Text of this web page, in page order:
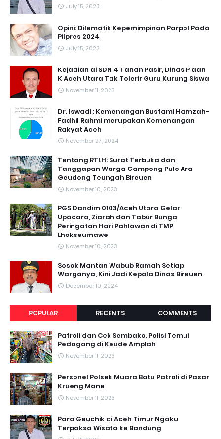
July 15, 2023
Opini: Dilematik Kepemimpinan Parpol Pada
Pilpres 2024
July 15, 2023
Kejadian di SDN 4 Tanah Pasir, Dinas P dan
K Aceh Utara Tak Tolerir Guru Kurung Siswa
November 11, 2023
Dr. Iswadi : Kemenangan Bustami Hamzah-
Fadhil Rahmi merupakan Kemenangan
Rakyat Aceh
November 27, 2024
Tentang RTLH: Surat Terbuka dan
Tanggapan Warga Gampong Pulo Ara
Geudong Teungah Bireuen
November 10, 2023
PGS Dandim 0103/Aceh Utara Gelar
Upacara, Ziarah dan Tabur Bunga
Peringatan Hari Pahlawan di TMP
Lhokseumawe
November 10, 2023
Sosok Mantan Wabub Ramah Setiap
Warganya, Kini Jadi Kepala Dinas Bireuen
December 10, 2024
POPULAR RECENTS COMMENTS
Patroli dan Cek Sembako, Polisi Temui
Pedagang di Keude Amplah
November 11, 2023
Personel Polsek Muara Batu Patroli di Pasar
Krueng Mane
November 11, 2023
Para Geuchik di Aceh Timur Ngaku
Terpaksa Wisata ke Bandung